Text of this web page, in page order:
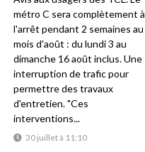
30 juillet à 11:10
métro C sera complètement à
l'arrêt pendant 2 semaines au
mois d'août : du lundi 3 au
dimanche 16 août inclus. Une
interruption de trafic pour
permettre des travaux
d'entretien. "Ces
interventions...